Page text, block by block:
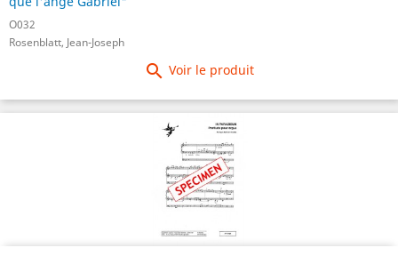
O032
Rosenblatt, Jean-Joseph
 Voir le produit